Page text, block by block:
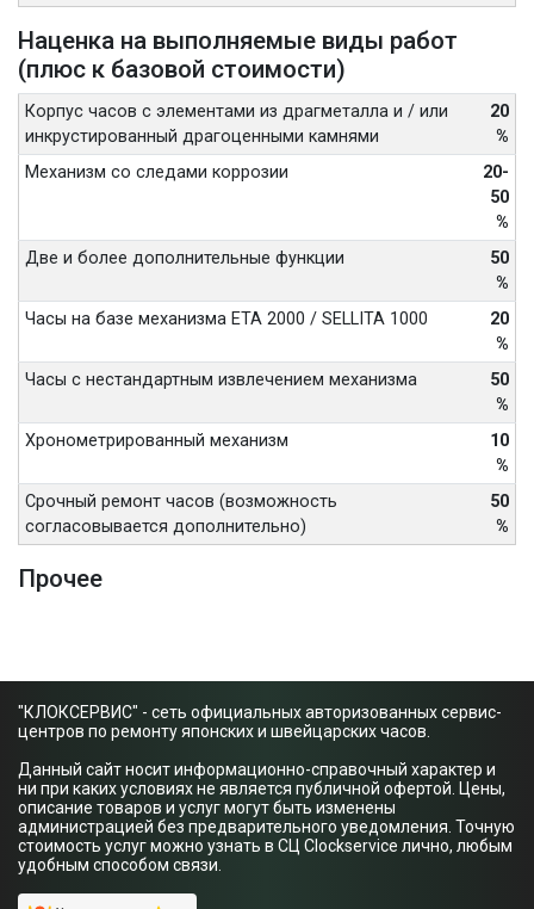
Наценка на выполняемые виды работ
(плюс к базовой стоимости)
Корпус часов с элементами из драгметалла и / или
инкрустированный драгоценными камнями
20
%
Механизм со следами коррозии
20-
50
%
Две и более дополнительные функции
50
%
Часы на базе механизма ETA 2000 / SELLITA 1000
20
%
Часы с нестандартным извлечением механизма
50
%
Хронометрированный механизм
10
%
Срочный ремонт часов (возможность
согласовывается дополнительно)
50
%
Прочее
"КЛОКСЕРВИС" - сеть официальных авторизованных сервис-
центров по ремонту японских и швейцарских часов.
Данный сайт носит информационно-справочный характер и
ни при каких условиях не является публичной офертой. Цены,
описание товаров и услуг могут быть изменены
администрацией без предварительного уведомления. Точную
стоимость услуг можно узнать в СЦ Clockservice лично, любым
удобным способом связи.